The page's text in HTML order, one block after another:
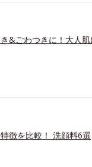
&ごわつきに！大人
徴を比較！ 洗顔料6選